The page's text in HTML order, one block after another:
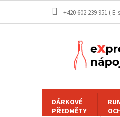
obsah
+420 602 239 951 (
DÁRKOVÉ
PŘEDMĚTY